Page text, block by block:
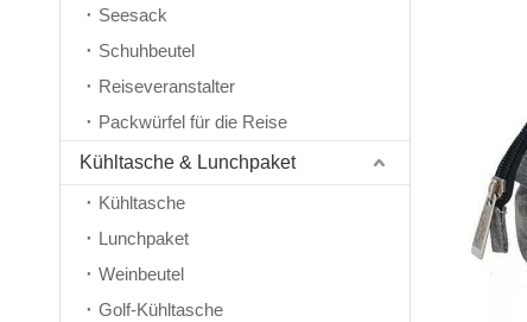
Seesack
Schuhbeutel
Reiseveranstalter
Packwürfel für die Reise
Kühltasche & Lunchpaket
Kühltasche
Lunchpaket
Weinbeutel
Golf-Kühltasche